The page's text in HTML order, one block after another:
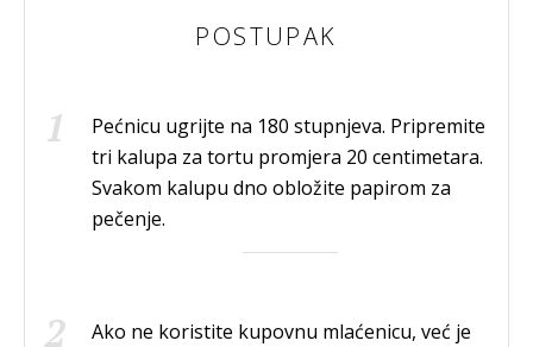
POSTUPAK
Pećnicu ugrijte na 180 stupnjeva. Pripremite
tri kalupa za tortu promjera 20 centimetara.
Svakom kalupu dno obložite papirom za
pečenje.
Ako ne koristite kupovnu mlaćenicu, već je